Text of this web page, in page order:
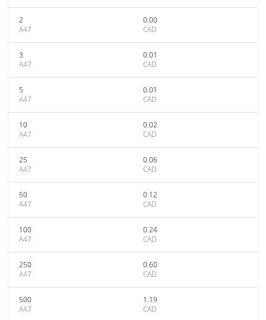
2
A47
0.00
CAD
3
A47
0.01
CAD
5
A47
0.01
CAD
10
A47
0.02
CAD
25
A47
0.06
CAD
50
A47
0.12
CAD
100
A47
0.24
CAD
250
A47
0.60
CAD
500
A47
1.19
CAD